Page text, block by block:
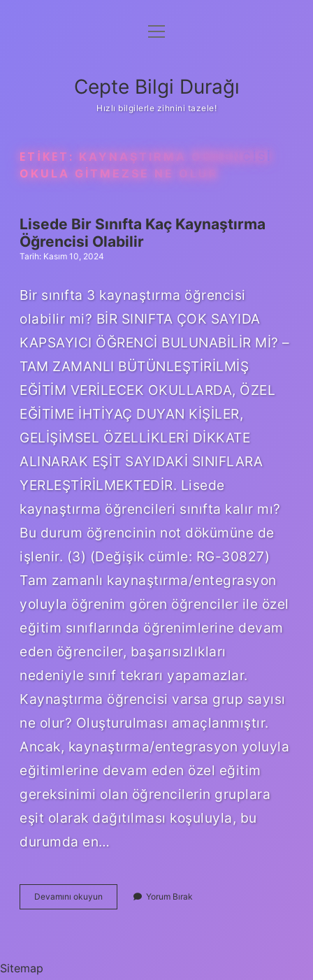
Anasayfa
Yasal Uyarı
menüyü
Cepte Bilgi Durağı
Hızlı bilgilerle zihnini tazele!
ETIKET: KAYNAŞTIRMA ÖĞRENCISI
OKULA GITMEZSE NE OLUR
Lisede Bir Sınıfta Kaç Kaynaştırma
Öğrencisi Olabilir
Tarih: Kasım 10, 2024
Bir sınıfta 3 kaynaştırma öğrencisi
olabilir mi? BİR SINIFTA ÇOK SAYIDA
KAPSAYICI ÖĞRENCİ BULUNABİLİR Mİ? –
TAM ZAMANLI BÜTÜNLEŞTİRİLMİŞ
EĞİTİM VERİLECEK OKULLARDA, ÖZEL
EĞİTİME İHTİYAÇ DUYAN KİŞİLER,
GELİŞİMSEL ÖZELLİKLERİ DİKKATE
ALINARAK EŞİT SAYIDAKİ SINIFLARA
YERLEŞTİRİLMEKTEDİR. Lisede
kaynaştırma öğrencileri sınıfta kalır mı?
Bu durum öğrencinin not dökümüne de
işlenir. (3) (Değişik cümle: RG-30827)
Tam zamanlı kaynaştırma/entegrasyon
yoluyla öğrenim gören öğrenciler ile özel
eğitim sınıflarında öğrenimlerine devam
eden öğrenciler, başarısızlıkları
nedeniyle sınıf tekrarı yapamazlar.
Kaynaştırma öğrencisi varsa grup sayısı
ne olur? Oluşturulması amaçlanmıştır.
Ancak, kaynaştırma/entegrasyon yoluyla
eğitimlerine devam eden özel eğitim
gereksinimi olan öğrencilerin gruplara
eşit olarak dağıtılması koşuluyla, bu
durumda en…
Devamını okuyun
Bir
Yorum Bırak
Sitemap